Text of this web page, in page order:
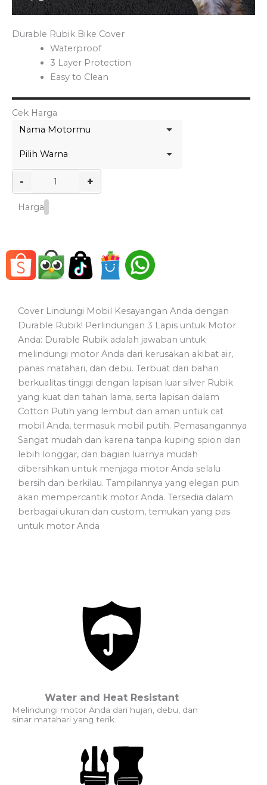
Durable Rubik Bike Cover
Waterproof
3 Layer Protection
Easy to Clean
Cek Harga
- +
Harga
Cover Lindungi Mobil Kesayangan Anda dengan
Durable Rubik! Perlindungan 3 Lapis untuk Motor
Anda: Durable Rubik adalah jawaban untuk
melindungi motor Anda dari kerusakan akibat air,
panas matahari, dan debu. Terbuat dari bahan
berkualitas tinggi dengan lapisan luar silver Rubik
yang kuat dan tahan lama, serta lapisan dalam
Cotton Putih yang lembut dan aman untuk cat
mobil Anda, termasuk mobil putih. Pemasangannya
Sangat mudah dan karena tanpa kuping spion dan
lebih longgar, dan bagian luarnya mudah
dibersihkan untuk menjaga motor Anda selalu
bersih dan berkilau. Tampilannya yang elegan pun
akan mempercantik motor Anda. Tersedia dalam
berbagai ukuran dan custom, temukan yang pas
untuk motor Anda
Water and Heat Resistant
Melindungi motor Anda dari hujan, debu, dan
sinar matahari yang terik.